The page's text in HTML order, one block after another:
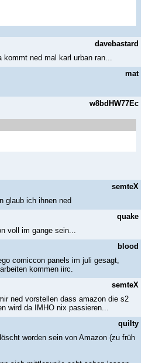
davebastard
ned mal karl urban ran...
mat
w8bdHW77Ec
semteX
glaub ich ihnen ned
quake
voll im gange sein...
blood
comiccon panels im juli gesagt,
kommen iirc.
semteX
ned vorstellen dass amazon die s2
wird da IMHO nix passieren...
quilty
worden sein von Amazon (zu früh